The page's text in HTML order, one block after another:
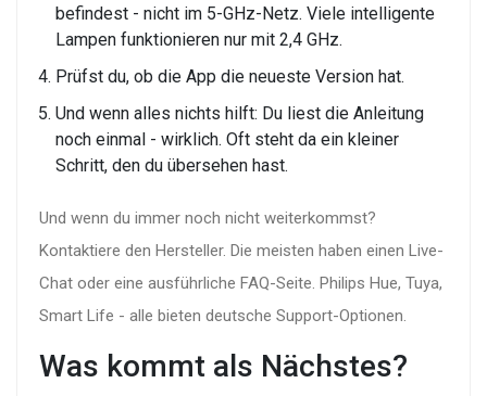
befindest - nicht im 5-GHz-Netz. Viele intelligente
Lampen funktionieren nur mit 2,4 GHz.
Prüfst du, ob die App die neueste Version hat.
Und wenn alles nichts hilft: Du liest die Anleitung
noch einmal - wirklich. Oft steht da ein kleiner
Schritt, den du übersehen hast.
Und wenn du immer noch nicht weiterkommst?
Kontaktiere den Hersteller. Die meisten haben einen Live-
Chat oder eine ausführliche FAQ-Seite. Philips Hue, Tuya,
Smart Life - alle bieten deutsche Support-Optionen.
Was kommt als Nächstes?